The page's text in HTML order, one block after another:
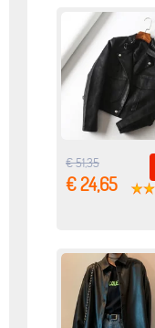
€ 51,35
€ 24,65